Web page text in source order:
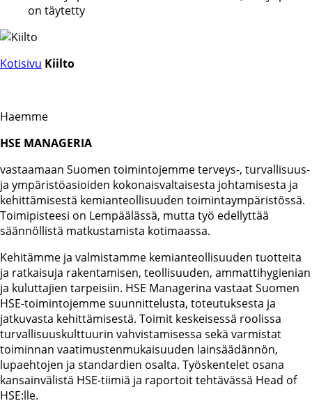
on täytetty
Kotisivu Kiilto
Haemme
HSE MANAGERIA
vastaamaan Suomen toimintojemme terveys-, turvallisuus-
ja ympäristöasioiden kokonaisvaltaisesta johtamisesta ja
kehittämisestä kemianteollisuuden toimintaympäristössä.
Toimipisteesi on Lempäälässä, mutta työ edellyttää
säännöllistä matkustamista kotimaassa.
Kehitämme ja valmistamme kemianteollisuuden tuotteita
ja ratkaisuja rakentamisen, teollisuuden, ammattihygienian
ja kuluttajien tarpeisiin. HSE Managerina vastaat Suomen
HSE-toimintojemme suunnittelusta, toteutuksesta ja
jatkuvasta kehittämisestä. Toimit keskeisessä roolissa
turvallisuuskulttuurin vahvistamisessa sekä varmistat
toiminnan vaatimustenmukaisuuden lainsäädännön,
lupaehtojen ja standardien osalta. Työskentelet osana
kansainvälistä HSE-tiimiä ja raportoit tehtävässä Head of
HSE:lle.